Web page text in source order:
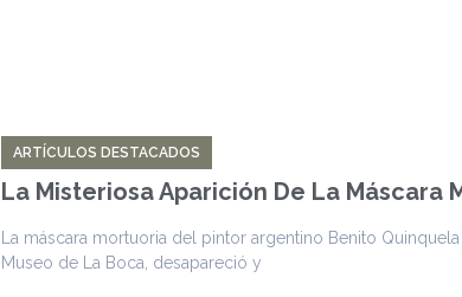
ARTÍCULOS DESTACADOS
La Misteriosa Aparición De La Máscara
La máscara mortuoria del pintor argentino Benito
Museo de La Boca, desapareció y